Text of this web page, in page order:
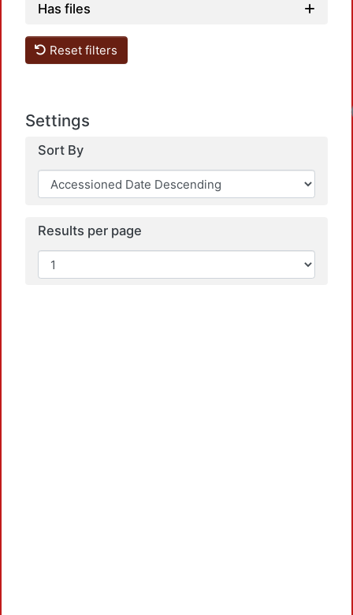
Has files
Reset filters
Settings
Sort By
Results per page